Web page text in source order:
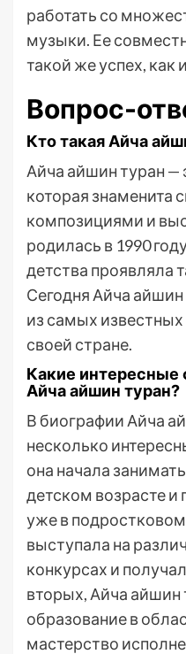
работать со
музыки. Ее
такой же успех, как
Вопрос-
Кто такая Айча
Айча айшин туран —
которая
композициями и
родилась в 1990
детства проявляла
Сегодня Айча
из самых
своей стране.
Какие интересные
Айча айшин туран?
В биографии Айча
несколько
она начала
детском возрасте и
уже в
выступала на
конкурсах и
вторых, Айча айшин
образование в
мастерство